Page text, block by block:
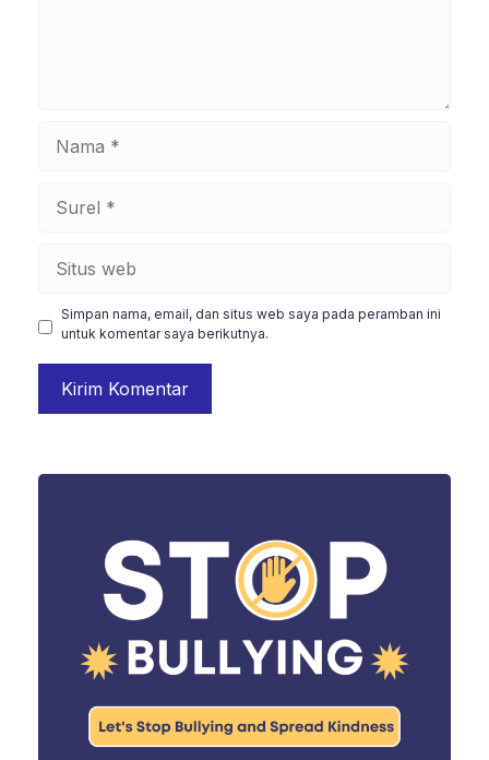
Simpan nama, email, dan situs web saya pada peramban ini
untuk komentar saya berikutnya.